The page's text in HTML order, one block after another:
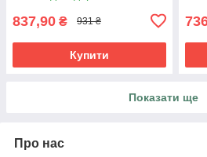
837,90 ₴ 931 ₴
Купити
Показати ще
Про нас